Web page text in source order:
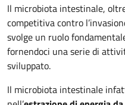
Il microbiota intestinale,
competitiva contro
svolge un ruolo
fornendoci una serie di
sviluppato.
Il microbiota intestinale